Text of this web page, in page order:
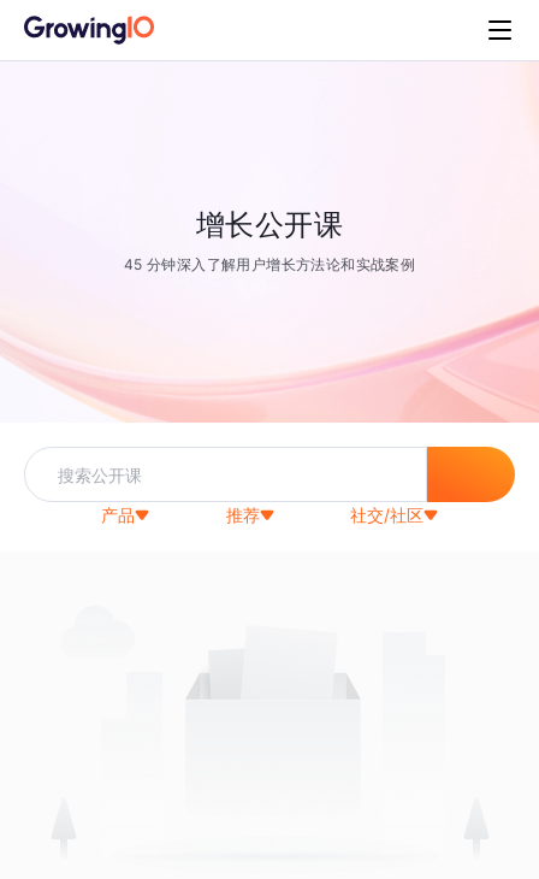
增长公开课
45 分钟深入了解用户增长方法论和实战案例
产品 推荐 社交/社区